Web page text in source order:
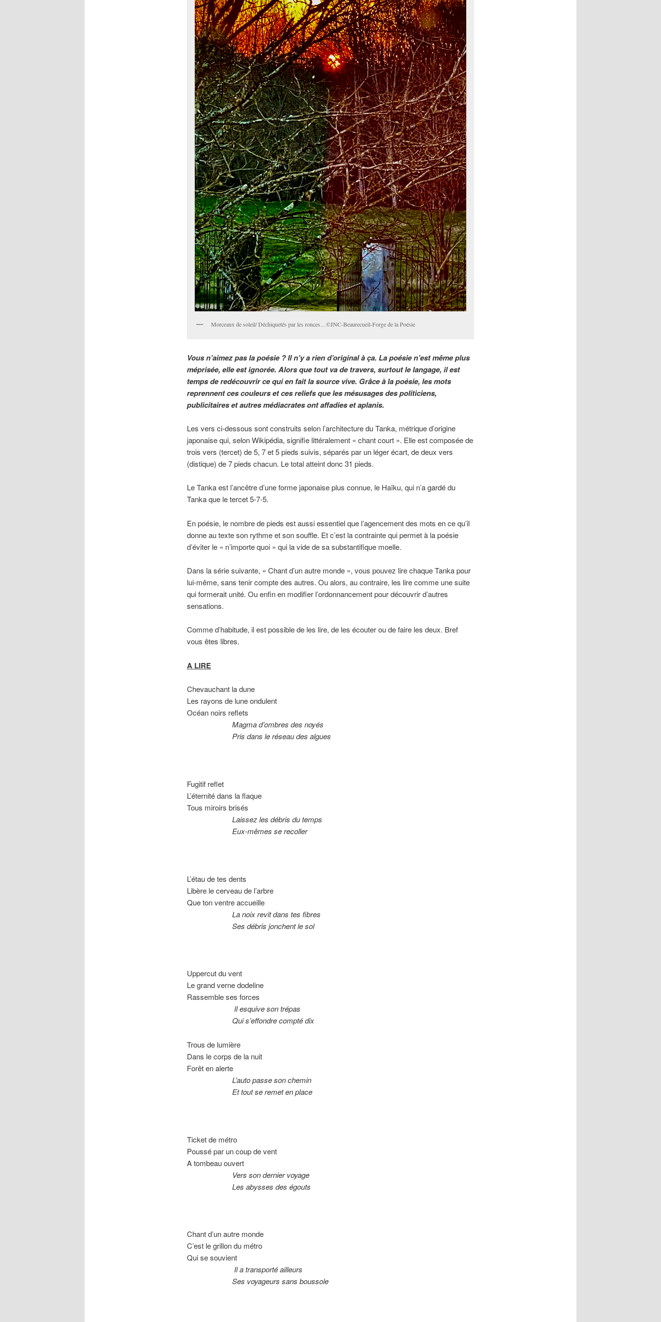
Morceaux de soleil/ Déchiquetés par les ronces…©JNC-Beaurecueil-Forge de la Poésie
Vous n’aimez pas la poésie ? Il n’y a rien d’original à ça. La poésie n’est même plus
méprisée, elle est ignorée. Alors que tout va de travers, surtout le langage, il est
temps de redécouvrir ce qui en fait la source vive. Grâce à la poésie, les mots
reprennent ces couleurs et ces reliefs que les mésusages des politiciens,
publicitaires et autres médiacrates ont affadies et aplanis.
Les vers ci-dessous sont construits selon l’architecture du Tanka, métrique d’origine
japonaise qui, selon Wikipédia, signifie littéralement « chant court ». Elle est composée de
trois vers (tercet) de 5, 7 et 5 pieds suivis, séparés par un léger écart, de deux vers
(distique) de 7 pieds chacun. Le total atteint donc 31 pieds.
Le Tanka est l’ancêtre d’une forme japonaise plus connue, le Haïku, qui n’a gardé du
Tanka que le tercet 5-7-5.
En poésie, le nombre de pieds est aussi essentiel que l’agencement des mots en ce qu’il
donne au texte son rythme et son souffle. Et c’est la contrainte qui permet à la poésie
d’éviter le « n’importe quoi » qui la vide de sa substantifique moelle.
Dans la série suivante, « Chant d’un autre monde », vous pouvez lire chaque Tanka pour
lui-même, sans tenir compte des autres. Ou alors, au contraire, les lire comme une suite
qui formerait unité. Ou enfin en modifier l’ordonnancement pour découvrir d’autres
sensations.
Comme d’habitude, il est possible de les lire, de les écouter ou de faire les deux. Bref
vous êtes libres.
A LIRE
Chevauchant la dune
Les rayons de lune ondulent
Océan noirs reflets
Magma d’ombres des noyés
Pris dans le réseau des algues
Fugitif reflet
L’éternité dans la flaque
Tous miroirs brisés
Laissez les débris du temps
Eux-mêmes se recoller
L’étau de tes dents
Libère le cerveau de l’arbre
Que ton ventre accueille
La noix revit dans tes fibres
Ses débris jonchent le sol
Uppercut du vent
Le grand verne dodeline
Rassemble ses forces
Il esquive son trépas
Qui s’effondre compté dix
Trous de lumière
Dans le corps de la nuit
Forêt en alerte
L’auto passe son chemin
Et tout se remet en place
Ticket de métro
Poussé par un coup de vent
A tombeau ouvert
Vers son dernier voyage
Les abysses des égouts
Chant d’un autre monde
C’est le grillon du métro
Qui se souvient
Il a transporté ailleurs
Ses voyageurs sans boussole